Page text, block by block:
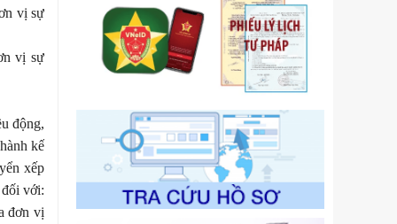
vị sự
vị sự
động,
kế
xếp
với:
đơn vị
Số kí hiệu:105/2026/TT-BTC
Tên: Thông tư số 105/2026/TT-BTC
của Bộ Tài chính: Bãi bỏ Thông tư số
87/2019/TT- BТC ngày 19 tháng 12
năm 2019 của Bộ trưởng Bộ Tài
vi phạm hành chính trong lĩnh vực
kho bạc nhà nước
Ngày ban hành: 21/07/2026
Số kí hiệu:291/2026/NĐ-CP
Tên: Nghị định số 291/2026/NĐ-CP